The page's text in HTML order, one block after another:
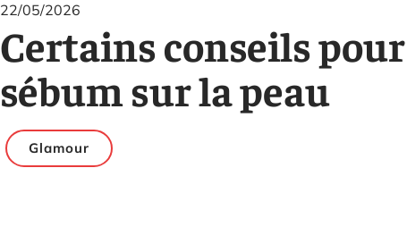
22/05/2026
Certains conseils
sébum sur la peau
Glamour